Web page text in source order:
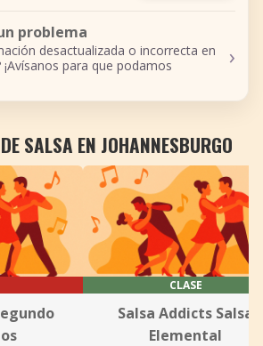
problema
desactualizada o incorrecta en
¡Avísanos para que podamos
›
SALSA EN JOHANNESBURGO
CLASE
Salsa Addicts Salsa
Elemental